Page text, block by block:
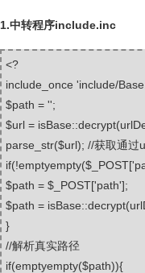
1.中转程序include.inc
<?
include_once 'include/
$path = '';
$url =
parse_str($url); //获取通过
if(!emptyempty($_POST[
$path = $_POST['path'];
$path =
}
//解析真实路径
if(emptyempty($path)){